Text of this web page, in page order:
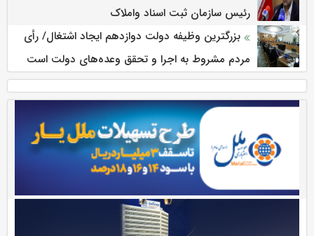
رئیس سازمان ثبت اسناد واملاک
بزرگترین وظیفه دولت دوازدهم ایجاد اشتغال/ رأی
مردم مشروط به اجرا و تحقق وعده‌های دولت است